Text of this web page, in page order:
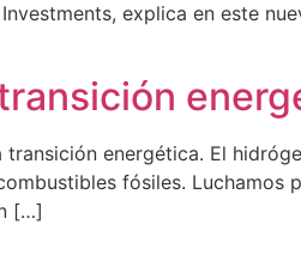
explica en este
energética. El
fósiles. Luchamos
[…]